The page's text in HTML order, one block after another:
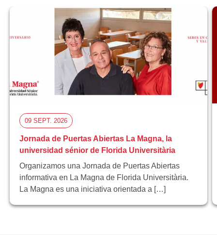
09 SEPT. 2026
Jornada de Puertas Abiertas La Magna, la
universidad sénior de Florida Universitària
Organizamos una Jornada de Puertas Abiertas
informativa en La Magna de Florida Universitària.
La Magna es una iniciativa orientada a […]